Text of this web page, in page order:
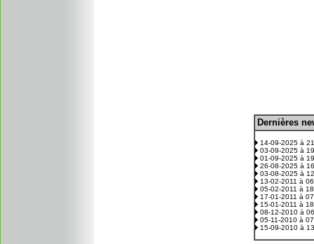
Dernières
14-09-2025 à
03-09-2025 à
01-09-2025 à
26-08-2025 à
03-08-2025 à
13-02-2011 à
05-02-2011 à
17-01-2011 à
15-01-2011 à
08-12-2010 à
05-11-2010 à
15-09-2010 à